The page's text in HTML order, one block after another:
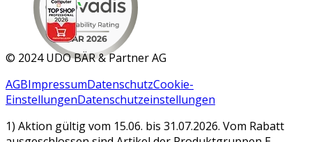
MAR 2026
© 2024 UDO BÄR & Partner AG
AGBImpressumDatenschutzCookie-
EinstellungenDatenschutzeinstellungen
1) Aktion gültig vom 15.06. bis 31.07.2026. Vom Rabatt